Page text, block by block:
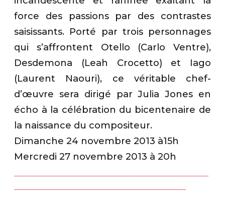
force des passions par des contrastes
saisissants. Porté par trois personnages
qui s’affrontent Otello (Carlo Ventre),
Desdemona (Leah Crocetto) et Iago
(Laurent Naouri), ce véritable chef-
d’œuvre sera dirigé par Julia Jones en
écho à la célébration du bicentenaire de
la naissance du compositeur.
Dimanche 24 novembre 2013 à15h
Mercredi 27 novembre 2013 à 20h